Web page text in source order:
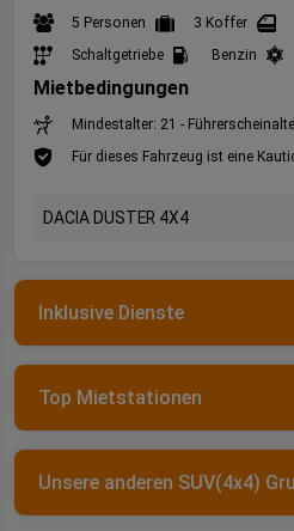
5 Personen 3 Koffer
Schaltgetriebe
Benzin
Mietbedingungen
Mindestalter: 21 -
Für dieses Fahrzeug ist eine
DACIA DUSTER 4X4
Inklusive Dienste
Top Mietstationen
Unsere anderen SUV(4x4)